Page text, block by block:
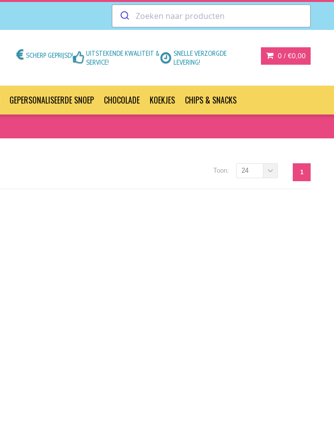
SCHERP GEPRIJSD!
UITSTEKENDE KWALITEIT &
SERVICE!
SNELLE VERZORGDE
LEVERING!
0 / €0,00
GEPERSONALISEERDE SNOEP CHOCOLADE KOEKJES CHIPS & SNACKS
1
Toon: 24